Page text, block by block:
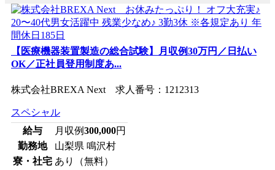
【医療機器装置製造の総合試験】月収例30万円／日払い
OK／正社員登用制度あ...
株式会社BREXA Next 求人番号：1212313
スペシャル
給与
月収例300,000円
勤務地
山梨県 鳴沢村
寮・社宅 あり（無料）